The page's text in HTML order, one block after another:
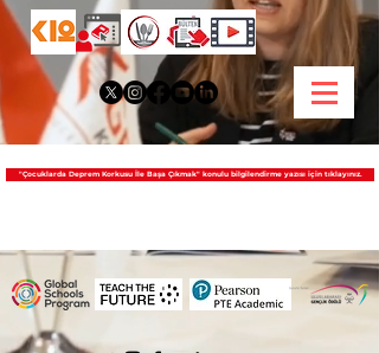
"Çocuklarda Deprem Korkusu İle Başa Çıkmak" konulu bilgilendirme yazısı için tıklayınız.